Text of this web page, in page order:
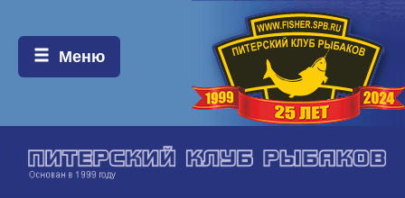
Меню:
Меню